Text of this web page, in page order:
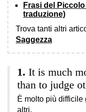
Frasi del
traduzione)
Trova tanti altri
Saggezza
It is much
than to judge
È molto più
altri.